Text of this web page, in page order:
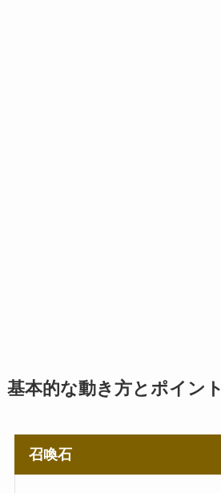
基本的な動き方とポイント
召喚石